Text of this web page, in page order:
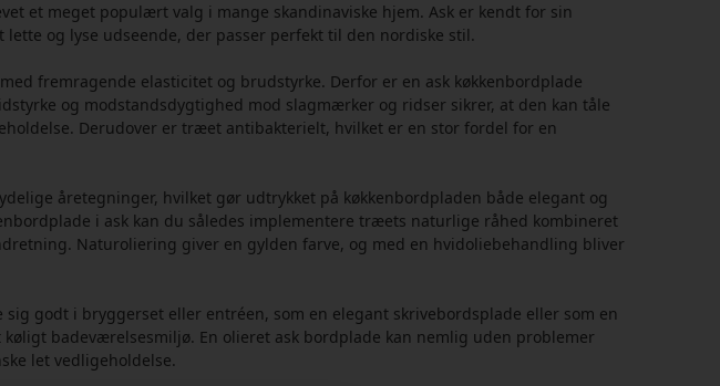
et meget populært valg i mange skandinaviske hjem. Ask er kendt for sin
og lyse udseende, der passer perfekt til den nordiske stil.
fremragende elasticitet og brudstyrke. Derfor er en ask køkkenbordplade
og modstandsdygtighed mod slagmærker og ridser sikrer, at den kan tåle
Derudover er træet antibakterielt, hvilket er en stor fordel for en
åretegninger, hvilket gør udtrykket på køkkenbordpladen både elegant og
i ask kan du således implementere træets naturlige råhed kombineret
Naturoliering giver en gylden farve, og med en hvidoliebehandling bliver
sig godt i bryggerset eller entréen, som en elegant skrivebordsplade eller som en
badeværelsesmiljø. En olieret ask bordplade kan nemlig uden problemer
let vedligeholdelse.